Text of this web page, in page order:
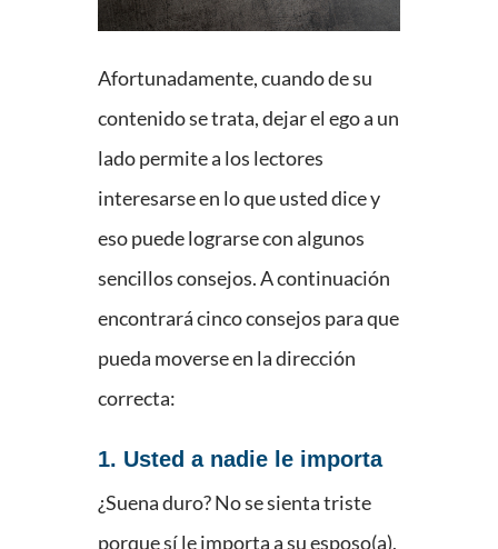
Afortunadamente, cuando de su
contenido se trata, dejar el ego a un
lado permite a los lectores
interesarse en lo que usted dice y
eso puede lograrse con algunos
sencillos consejos. A continuación
encontrará cinco consejos para que
pueda moverse en la dirección
correcta:
1. Usted a nadie le importa
¿Suena duro? No se sienta triste
porque sí le importa a su esposo(a),